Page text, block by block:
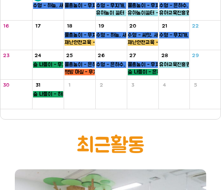
수영 - 하늘, 새싹반물총놀이 - 무지개, 새싹, 병아리반
수영 - 무지개, 씨앗반
유아놀이 꿈터 - 은하수, 하늘반
물총놀이 - 무지개, 씨앗, 하늘반
유아놀이꿈터 - 무지개반
수영 - 은하수, 병아리반
유아교육진흥원 - 씨앗반
16 17
18
물총놀이 - 무지개, 새싹, 병아리반
재난안전교육 - 5세
19
수영 - 하늘, 새싹반
20
수영 - 씨앗, 새싹반
재난안전교육 - 5세
21
수영 - 무지개, 씨앗반
22
23
24
숲 나들이 - 무지개, 씨앗반
25
물총놀이 - 은하수, 새싹, 병아리반
책방 마실 - 무지개 ,하늘반
26
수영 - 은하수, 병아리반
27
물총놀이 - 무지개, 씨앗, 하늘반
숲 나들이 - 은하수, 병아리반
28
유아교육진흥원 - 새싹반
29
30
31
숲 나들이 - 하늘, 새싹반
1 2 3 4 5
최근활동